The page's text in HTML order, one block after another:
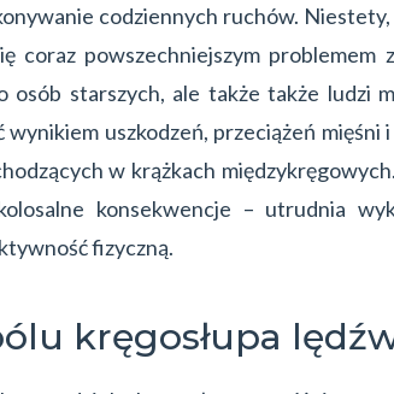
codziennych ruchów.
coraz powszechniejszym problemem
starszych, ale także także ludzi
uszkodzeń, przeciążeń mięśni
w krążkach
konsekwencje – utrudnia
fizyczną.
kręgosłupa